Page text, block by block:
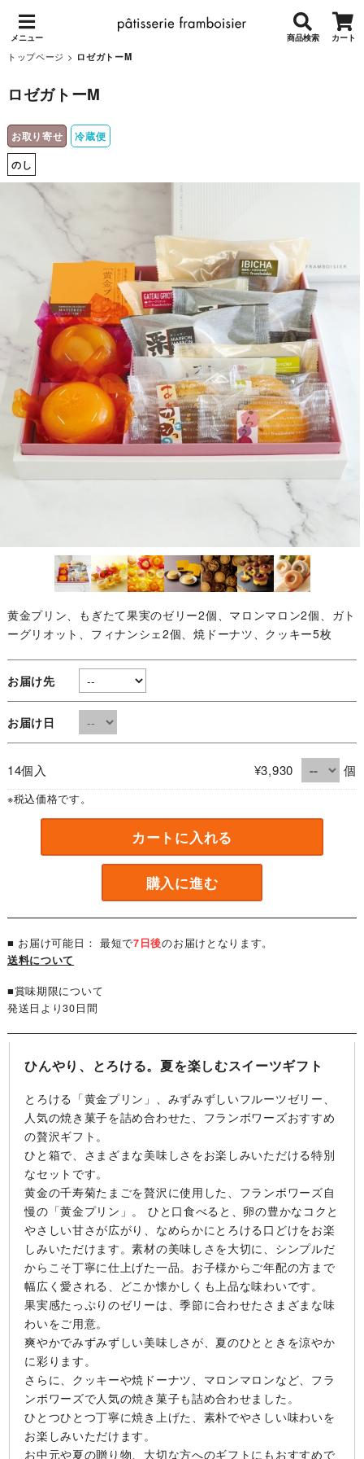
メニュー 商品検索 カート
トップページ > ロゼガトーM
ロゼガトーM
お取り寄せ
冷蔵便
のし
黄金プリン、もぎたて果実のゼリー2個、マロンマロン2個、ガト
ーグリオット、フィナンシェ2個、焼ドーナツ、クッキー5枚
お届け先
お届け日
14個入 ¥3,930 個
※税込価格です。
カートに入れる
購入に進む
■ お届け可能日： 最短で7日後のお届けとなります。
送料について
■賞味期限について
発送日より30日間
ひんやり、とろける。夏を楽しむスイーツギフト
とろける「黄金プリン」、みずみずしいフルーツゼリー、
人気の焼き菓子を詰め合わせた、フランボワーズおすすめ
の贅沢ギフト。
ひと箱で、さまざまな美味しさをお楽しみいただける特別
なセットです。
黄金の千寿菊たまごを贅沢に使用した、フランボワーズ自
慢の「黄金プリン」。 ひと口食べると、卵の豊かなコクと
やさしい甘さが広がり、なめらかにとろける口どけをお楽
しみいただけます。素材の美味しさを大切に、シンプルだ
からこそ丁寧に仕上げた一品。お子様からご年配の方まで
幅広く愛される、どこか懐かしくも上品な味わいです。
果実感たっぷりのゼリーは、季節に合わせたさまざまな味
わいをご用意。
爽やかでみずみずしい美味しさが、夏のひとときを涼やか
に彩ります。
さらに、クッキーや焼ドーナツ、マロンマロンなど、フラ
ンボワーズで人気の焼き菓子も詰め合わせました。
ひとつひとつ丁寧に焼き上げた、素朴でやさしい味わいを
お楽しみいただけます。
お中元や夏の贈り物、大切な方へのギフトにもおすすめで